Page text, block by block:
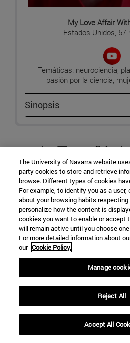
My Love Affair
Estados Unidos, 57
Temáticas: neurociencia,
pasión por la ciencia,
Sinopsis
Museo de Ciencias ·
Navarra
Pamplona
Tel. +34 948 425600 (Ext: 806649)
The University of Navarra website
party cookies to store and retrieve
browse. Different types of cookies
For example, to identify you as a
about your browsing habits respecting
personalize how the content is
cookies you want to enable or accept
will remain active until you choose
For more detailed information about
our Cookie Policy.
Manage
Reject All
Accept All